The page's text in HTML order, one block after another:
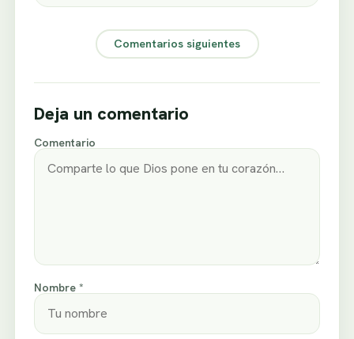
Comentarios siguientes
Deja un comentario
Comentario
Nombre *